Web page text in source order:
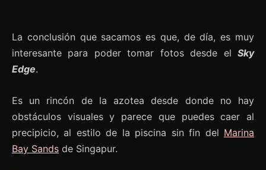
La conclusión que sacamos es que, de día, es muy
interesante para poder tomar fotos desde el Sky
Edge.
Es un rincón de la azotea desde donde no hay
obstáculos visuales y parece que puedes caer al
precipicio, al estilo de la piscina sin fin del Marina
Bay Sands de Singapur.